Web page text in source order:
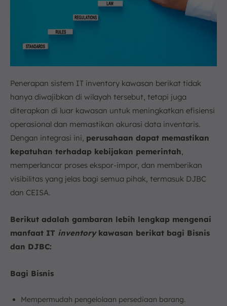
Penerapan sistem IT inventory kawasan berikat tidak
hanya diwajibkan di wilayah tersebut, tetapi juga
diterapkan di luar kawasan untuk meningkatkan efisiensi
operasional dan memastikan akurasi data inventaris.
Dengan integrasi ini, perusahaan dapat memastikan
kepatuhan terhadap kebijakan pemerintah
memperlancar proses ekspor-impor, dan memberikan
visibilitas yang jelas bagi semua pihak, termasuk DJBC
dan CEISA.
Berikut adalah gambaran lebih lengkap mengenai
manfaat IT inventorykawasan berikat bagi Bisnis
dan DJBC:
Bagi Bisnis
Mempermudah pengelolaan persediaan barang.